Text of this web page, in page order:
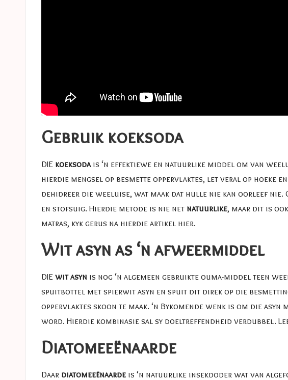
Gebruik koeksoda
DIE koeksodais ‘n effektiewe en natuurlike middel om van
hierdie mengsel op besmette oppervlaktes, let veral op hoeke
dehidreer die weeluise, wat maak dat hulle nie kan oorleef
en stofsuig. Hierdie metode is nie net natuurlike, maar dit is
matras, kyk gerus na hierdie artikel hier.
Wit asyn as ‘n afweermiddel
DIE wit asyn is nog ‘n algemeen gebruikte ouma-middel teen
spuitbottel met spierwit asyn en spuit dit direk op die
oppervlaktes skoon te maak. ‘n Bykomende wenk is om die asyn
word. Hierdie kombinasie sal sy doeltreffendheid verdubbel.
Diatomeeënaarde
Daar diatomeeënaarde is ‘n natuurlike insekdoder wat van